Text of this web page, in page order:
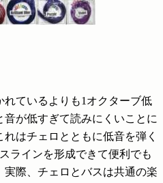
れているよりも1オクターブ低
が低すぎて読みにくいことに
はチェロとともに低音を弾く
ラインを形成できて便利でも
際、チェロとバスは共通の楽